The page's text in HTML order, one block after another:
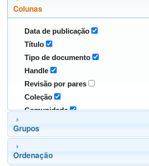
Colunas
Data de publicação
Título
Tipo de documento
Handle
Revisão por pares
Coleção
Comunidade
Grupos
Ordenação